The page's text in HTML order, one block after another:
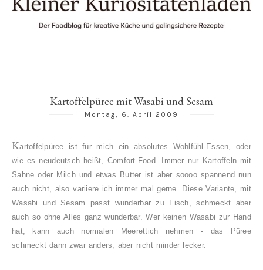
Kartoffelpüree mit Wasabi und Sesam
Montag, 6. April 2009
Kartoffelpüree ist für mich ein absolutes Wohlfühl-Essen, oder
wie es neudeutsch heißt, Comfort-Food. Immer nur Kartoffeln mit
Sahne oder Milch und etwas Butter ist aber soooo spannend nun
auch nicht, also variiere ich immer mal gerne. Diese Variante, mit
Wasabi und Sesam passt wunderbar zu Fisch, schmeckt aber
auch so ohne Alles ganz wunderbar. Wer keinen Wasabi zur Hand
hat, kann auch normalen Meerettich nehmen - das Püree
schmeckt dann zwar anders, aber nicht minder lecker.